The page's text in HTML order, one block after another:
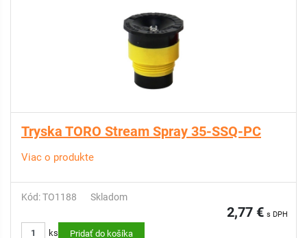
Tryska TORO Stream Spray 35-SSQ-PC
Viac o produkte
Kód: TO1188 Skladom
2,77 € s DPH
ks Pridať do košíka